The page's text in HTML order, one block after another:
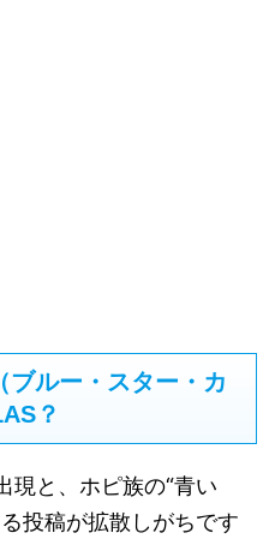
ルー・スター・カ
？
現と、ホピ族の“青い
投稿が拡散しがちです